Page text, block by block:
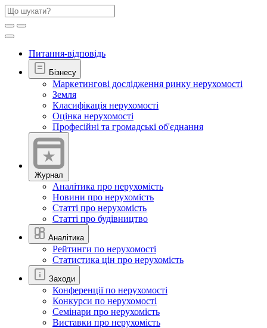
Питання-відповідь
Бізнесу
Маркетингові дослідження ринку нерухомості
Земля
Класифікація нерухомості
Оцінка нерухомості
Професійні та громадські об'єднання
Журнал
Аналітика про нерухомість
Новини про нерухомість
Статті про нерухомість
Статті про будівництво
Аналітика
Рейтинги по нерухомості
Статистика цін про нерухомість
Заходи
Конференції по нерухомості
Конкурси по нерухомості
Семінари про нерухомість
Виставки про нерухомість